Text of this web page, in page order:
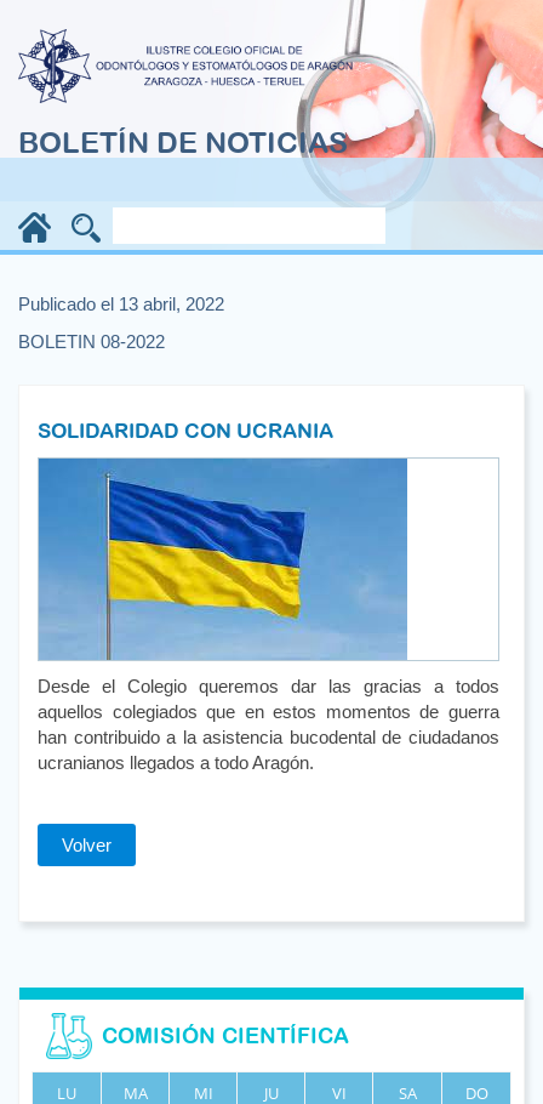
BOLETÍN DE NOTICIAS
Publicado el 13 abril, 2022
BOLETIN 08-2022
SOLIDARIDAD CON UCRANIA
Desde el Colegio queremos dar las gracias a todos
aquellos colegiados que en estos momentos de guerra
han contribuido a la asistencia bucodental de ciudadanos
ucranianos llegados a todo Aragón.
Volver
COMISIÓN CIENTÍFICA